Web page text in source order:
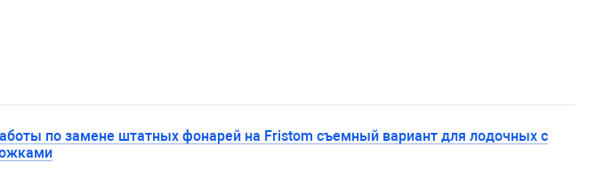
по замене штатных фонарей на Fristom съемный вариант для лодочных с